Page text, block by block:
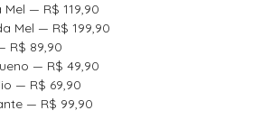
— R$ 119,90
Mel — R$ 199,90
R$ 89,90
— R$ 49,90
— R$ 69,90
— R$ 99,90